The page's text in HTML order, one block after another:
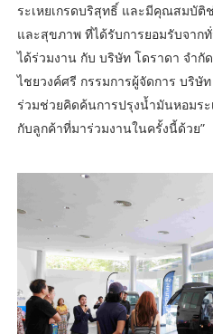
ระเหยเกรดบริสุทธิ์ และมีคุณสมบั
และสุขภาพ ที่ได้รับการยอมรับจาก
ได้ร่วมงาน กับ บริษัท โดราดา จำ
ไชยวงค์ศรี กรรมการผู้จัดการ บริษั
ร่วมช่วยคิดค้นการปรุงน้ำมันหอมระ
กับลูกค้าที่มาร่วมงานในครั้งนี้ด้วย”